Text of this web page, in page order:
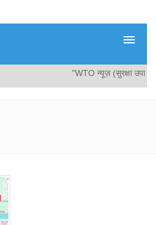
"WTO न्यूज़ (सुरक्षा